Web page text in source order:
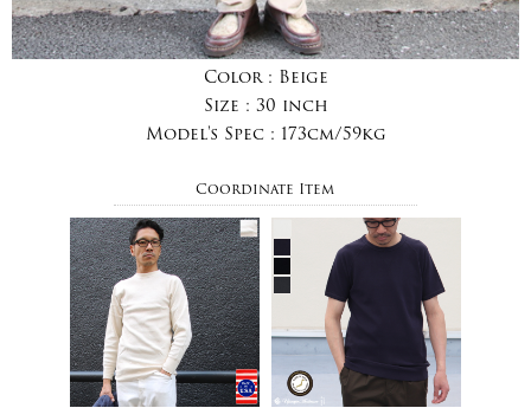
Color : Beige
Size : 30 inch
Model's Spec : 173cm/59kg
Coordinate Item